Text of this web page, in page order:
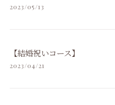
2023/05/13
【結婚祝いコース】
2023/04/21